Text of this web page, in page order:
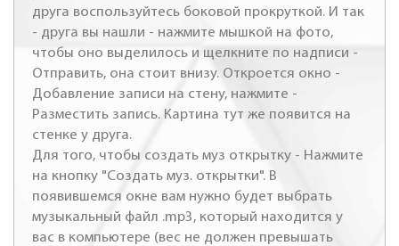
друга воспользуйтесь боковой прокруткой. И так
- друга вы нашли - нажмите мышкой на фото,
чтобы оно выделилось и щелкните по надписи -
Отправить, она стоит внизу. Откроется окно -
Добавление записи на стену, нажмите -
Разместить запись. Картина тут же появится на
стенке у друга.
Для того, чтобы создать муз открытку - Нажмите
на кнопку "Создать муз. открытки". В
появившемся окне вам нужно будет выбрать
музыкальный файл .mp3, который находится у
вас в компьютере (вес не должен превышать